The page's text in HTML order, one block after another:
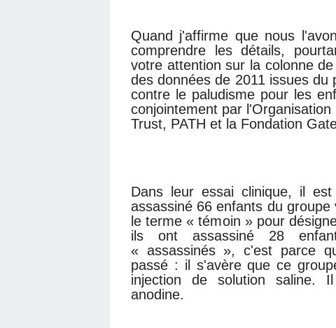
Quand j'affirme que nous
comprendre les détails,
votre attention sur la colonne
des données de 2011 issues du
contre le paludisme pour les
conjointement par
Trust, PATH et la Fondation
Dans leur essai clinique, il
assassiné 66 enfants du
le terme « témoin » pour
ils ont assassiné 28
« assassinés », c'est parce
passé : il s'avère que ce
injection de solution saline.
anodine.